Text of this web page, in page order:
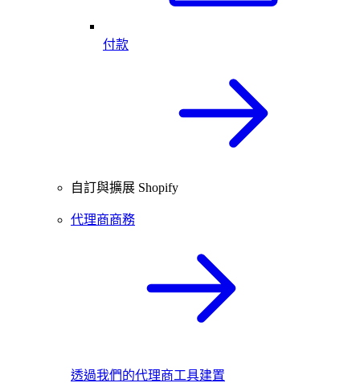
付款
自訂與擴展 Shopify
代理商商務
透過我們的代理商工具建置